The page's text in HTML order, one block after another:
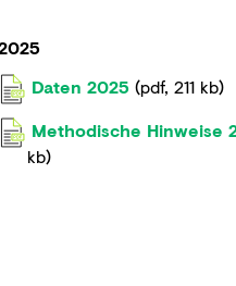
Daten 2025 (pdf, 211 kb)
Methodische Hinweise
kb)